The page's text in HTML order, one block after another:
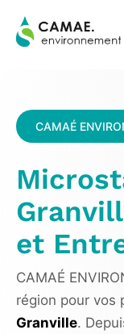
CAMAÉ
et
CAMAÉ
région pour vos
Granville.